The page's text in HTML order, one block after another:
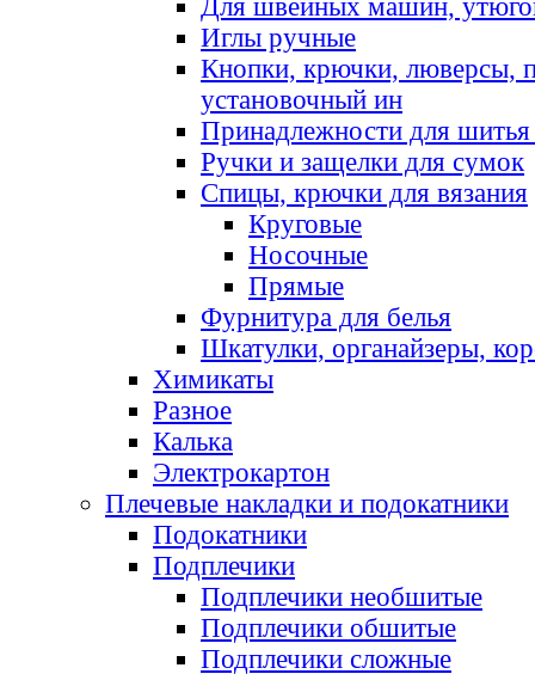
Для швейных машин,
Иглы ручные
Кнопки, крючки, люверсы,
установочный ин
Принадлежности для шитья
Ручки и защелки для сумок
Спицы, крючки для вязания
Круговые
Носочные
Прямые
Фурнитура для белья
Шкатулки, органайзеры,
Химикаты
Разное
Калька
Электрокартон
Плечевые накладки и подокатники
Подокатники
Подплечики
Подплечики необшитые
Подплечики обшитые
Подплечики сложные